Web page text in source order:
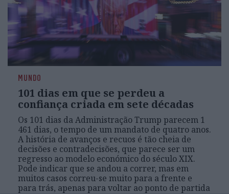
MUNDO
101 dias em que se perdeu a
confiança criada em sete décadas
Os 101 dias da Administração Trump parecem 1
461 dias, o tempo de um mandato de quatro anos.
A história de avanços e recuos é tão cheia de
decisões e contradecisões, que parece ser um
regresso ao modelo económico do século XIX.
Pode indicar que se andou a correr, mas em
muitos casos correu-se muito para a frente e
para trás, apenas para voltar ao ponto de partida